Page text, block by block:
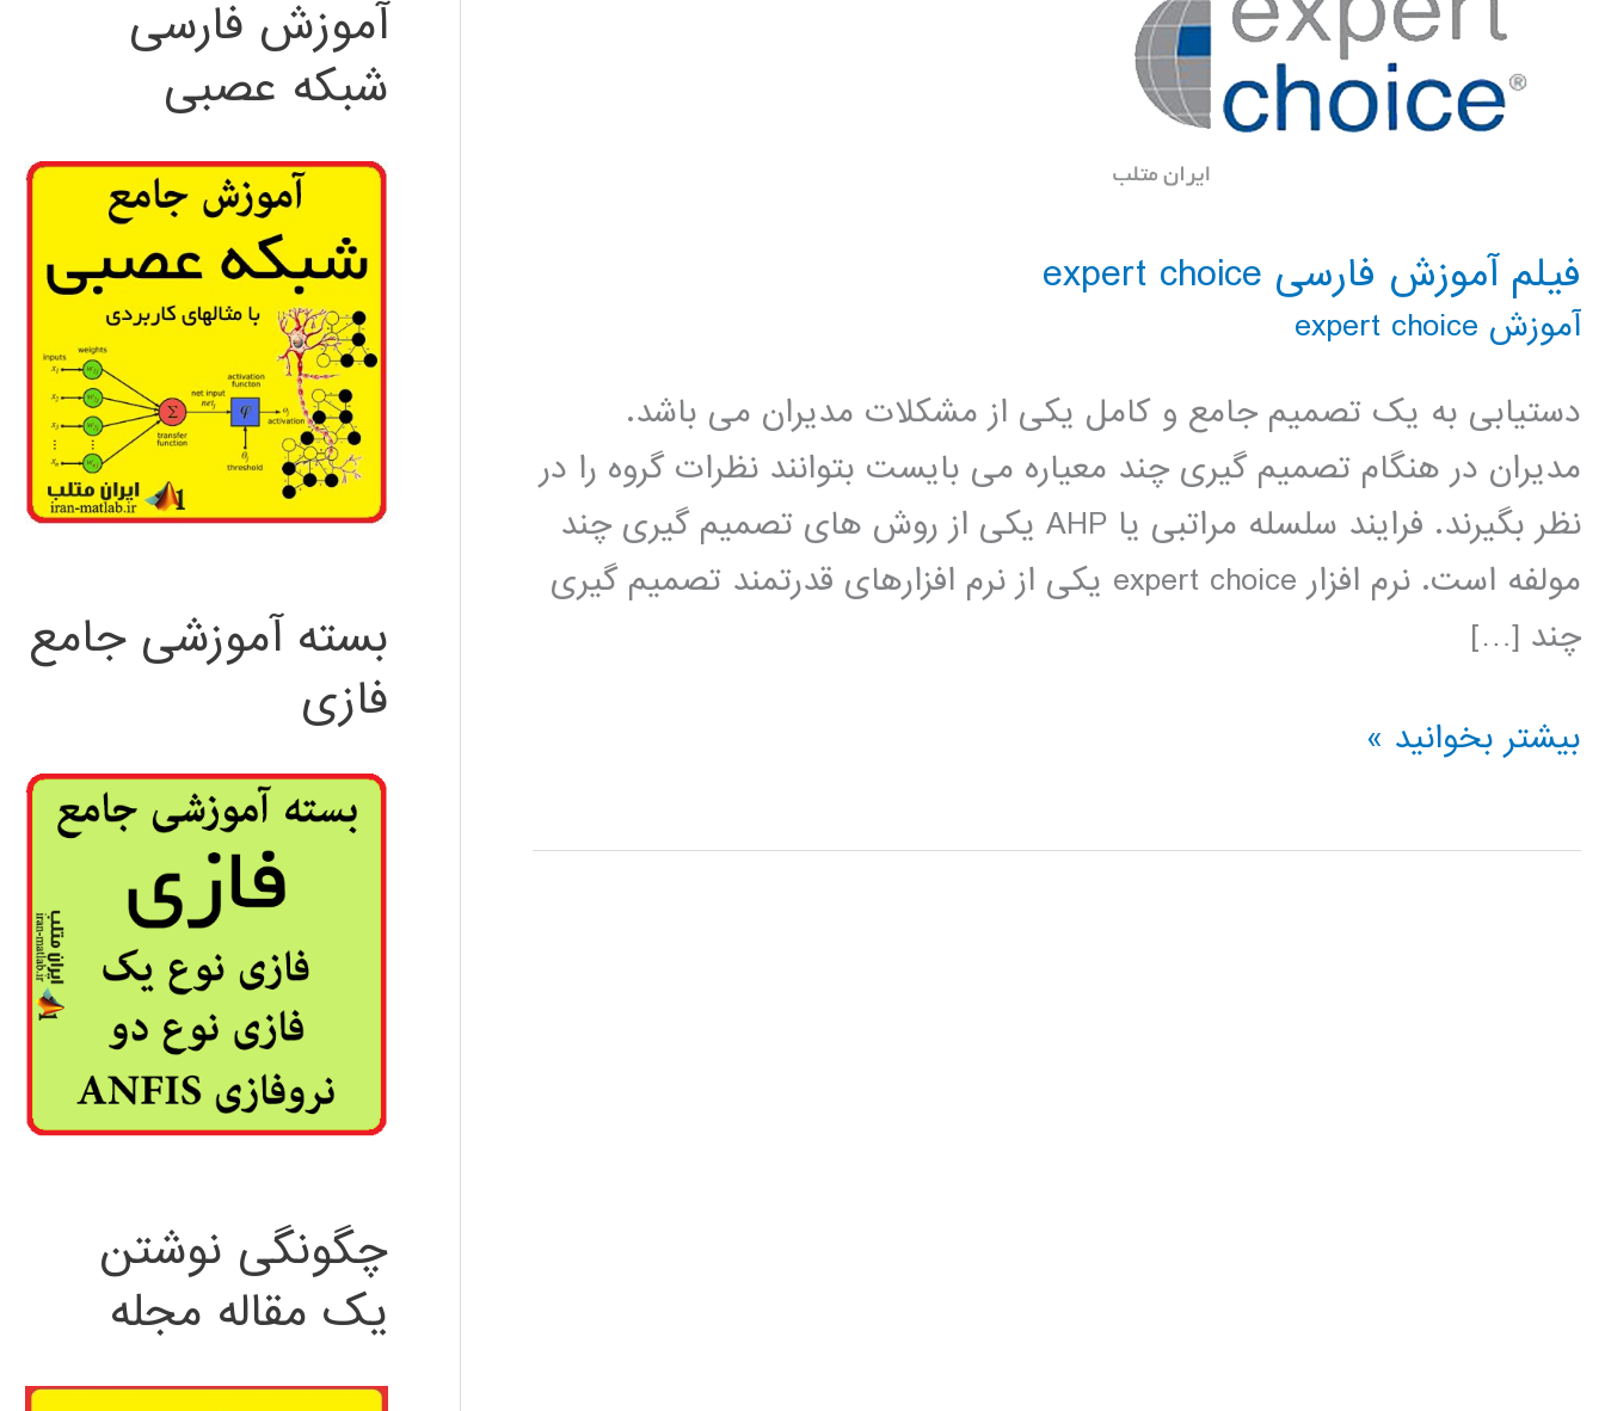
فیلم آموزش فارسی expert choice
آموزش expert choice
دستیابی به یک تصمیم جامع و کامل یکی از مشکلات مدیران می باشد.
مدیران در هنگام تصمیم گیری چند معیاره می بایست بتوانند نظرات گروه را در
نظر بگیرند. فرایند سلسله مراتبی یا AHP یکی از روش های تصمیم گیری چند
مولفه است. نرم افزار expert choice یکی از نرم افزارهای قدرتمند تصمیم گیری
چند […]
فیلم
فارسی
بیشتر بخوانید »
آموزش فارسی
شبکه عصبی
بسته آموزشی جامع
فازی
چگونگی نوشتن
یک مقاله مجله